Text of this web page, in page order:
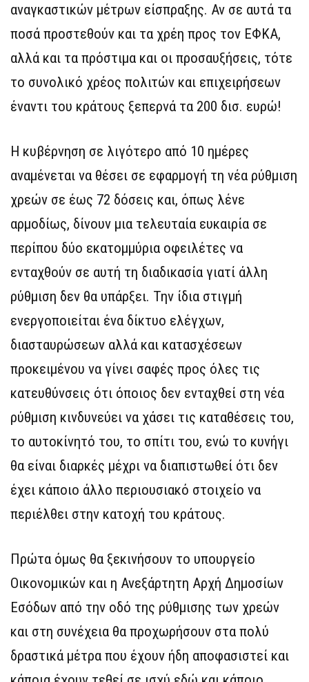
αναγκαστικών μέτρων είσπραξης. Αν σε αυτά τα
ποσά προστεθούν και τα χρέη προς τον ΕΦΚΑ,
αλλά και τα πρόστιμα και οι προσαυξήσεις, τότε
το συνολικό χρέος πολιτών και επιχειρήσεων
έναντι του κράτους ξεπερνά τα 200 δισ. ευρώ!
Η κυβέρνηση σε λιγότερο από 10 ημέρες
αναμένεται να θέσει σε εφαρμογή τη νέα ρύθμιση
χρεών σε έως 72 δόσεις και, όπως λένε
αρμοδίως, δίνουν μια τελευταία ευκαιρία σε
περίπου δύο εκατομμύρια οφειλέτες να
ενταχθούν σε αυτή τη διαδικασία γιατί άλλη
ρύθμιση δεν θα υπάρξει. Την ίδια στιγμή
ενεργοποιείται ένα δίκτυο ελέγχων,
διασταυρώσεων αλλά και κατασχέσεων
προκειμένου να γίνει σαφές προς όλες τις
κατευθύνσεις ότι όποιος δεν ενταχθεί στη νέα
ρύθμιση κινδυνεύει να χάσει τις καταθέσεις του,
το αυτοκίνητό του, το σπίτι του, ενώ το κυνήγι
θα είναι διαρκές μέχρι να διαπιστωθεί ότι δεν
έχει κάποιο άλλο περιουσιακό στοιχείο να
περιέλθει στην κατοχή του κράτους.
Πρώτα όμως θα ξεκινήσουν το υπουργείο
Οικονομικών και η Ανεξάρτητη Αρχή Δημοσίων
Εσόδων από την οδό της ρύθμισης των χρεών
και στη συνέχεια θα προχωρήσουν στα πολύ
δραστικά μέτρα που έχουν ήδη αποφασιστεί και